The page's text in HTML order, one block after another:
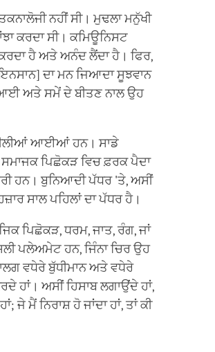
ਨਹੀਂ ਸੀ। ਮੁਢਲਾ ਮਨੁੱਖੀ
ਕਰਦਾ ਸੀ। ਕਮਿਊਨਿਸਟ
ਹੈ ਅਤੇ ਅਨੰਦ ਲੈਂਦਾ ਹੈ। ਫਿਰ,
ਦਾ ਮਨ ਜਿਆਦਾ ਸੂਝਵਾਨ
ਅਤੇ ਸਮੇਂ ਦੇ ਬੀਤਣ ਨਾਲ ਉਹ
ਆਈਆਂ ਹਨ। ਸਾਡੇ
ਪਿਛੋਕੜ ਵਿਚ ਫ਼ਰਕ ਪੈਦਾ
ਹਨ। ਬੁਨਿਆਦੀ ਪੱਧਰ 'ਤੇ, ਅਸੀਂ
ਸਾਲ ਪਹਿਲਾਂ ਦਾ ਪੱਧਰ ਹੈ।
ਪਿਛੋਕੜ, ਧਰਮ, ਜਾਤ, ਰੰਗ, ਜਾਂ
ਪਲੇਅਮੇਟ ਹਨ, ਜਿੰਨਾ ਚਿਰ ਉਹ
ਵਧੇਰੇ ਬੁੱਧੀਮਾਨ ਅਤੇ ਵਧੇਰੇ
ਹਾਂ। ਅਸੀਂ ਹਿਸਾਬ ਲਗਾਉਂਦੇ ਹਾਂ,
ਜੇ ਮੈਂ ਨਿਰਾਸ਼ ਹੋ ਜਾਂਦਾ ਹਾਂ, ਤਾਂ ਕੀ